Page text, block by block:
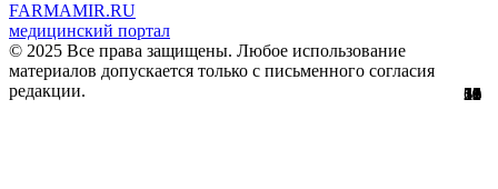
1
3
1
8
1
11
51
56
0
29
61
3
10
12
8
36
FARMAMIR.RU
медицинский портал
© 2025 Все права защищены. Любое использование
материалов допускается только с письменного согласия
редакции.